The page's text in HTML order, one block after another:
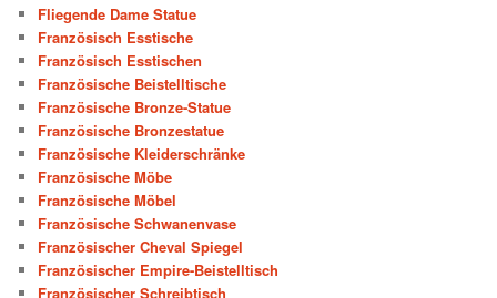
Fliegende Dame Statue
Französisch Esstische
Französisch Esstischen
Französische Beistelltische
Französische Bronze-Statue
Französische Bronzestatue
Französische Kleiderschränke
Französische Möbe
Französische Möbel
Französische Schwanenvase
Französischer Cheval Spiegel
Französischer Empire-Beistelltisch
Französischer Schreibtisch